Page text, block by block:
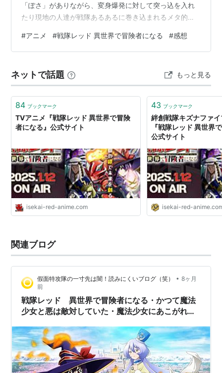
「ぽさ」がありながら、変身爆発に対して突っ込を入れ
たり現地の人達が戦隊あるあるに巻き込まれるメタ的な
ている。異世界に戦隊を持ち込んだ、だけでそれが相乗
効果を生み出しているようには感じられなかった。異世
のだけれど。 設定は面白いし制作側が戦隊に対する知識
もあり、内容も楽しめたけれど何かもう一押し欲しい印
象。個人的にラスボスでキズナファイブ登場…
#アニメ #戦隊レッド 異世界で冒険者になる #感想
ネットで話題 もっと見る
84 ブックマーク
TVアニメ『戦隊レッド 異世界で冒険
者になる』公式サイト
isekai-red-anime.com
43 ブックマーク
絆創戦隊キズナファ
『戦隊レッド 異世界
公式サイト
isekai-red-
関連ブログ
假面特攻隊の一寸先は闇！読みにくいブログ（笑） • 8ヶ月
前
戦隊レッド 異世界で冒険者になる・かつて魔法
少女と悪は敵対していた・魔法少女にあこがれ
石だからこその、年長マニア向けパロディ・変化
球・善悪の混沌！